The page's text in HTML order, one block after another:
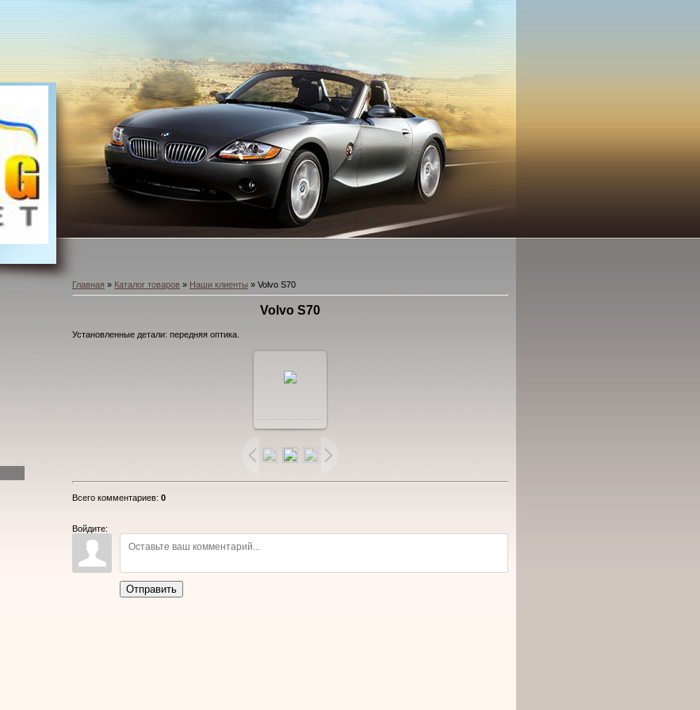
Главная » Каталог товаров » Наши клиенты » Volvo S70
Volvo S70
Установленные детали: передняя оптика.
размере
Всего комментариев: 0
Войдите:
Отправить